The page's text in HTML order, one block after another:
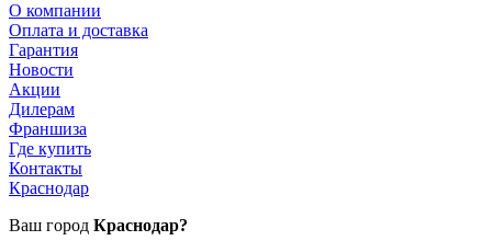
О компании
Оплата и доставка
Гарантия
Новости
Акции
Дилерам
Франшиза
Где купить
Контакты
Краснодар
Ваш город Краснодар?